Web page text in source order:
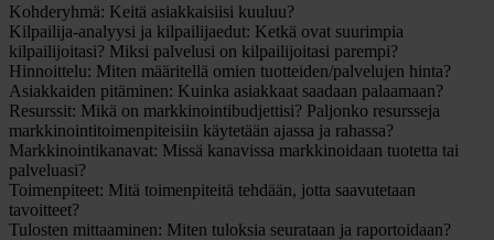
Kohderyhmä: Keitä asiakkaisiisi kuuluu?
Kilpailija-analyysi ja kilpailijaedut: Ketkä ovat suurimpia
kilpailijoitasi? Miksi palvelusi on kilpailijoitasi parempi?
Hinnoittelu: Miten määritellä omien tuotteiden/palvelujen hinta?
Asiakkaiden pitäminen: Kuinka asiakkaat saadaan palaamaan?
Resurssit: Mikä on markkinointibudjettisi? Paljonko resursseja
markkinointitoimenpiteisiin käytetään ajassa ja rahassa?
Markkinointikanavat: Missä kanavissa markkinoidaan tuotetta tai
palveluasi?
Toimenpiteet: Mitä toimenpiteitä tehdään, jotta saavutetaan
tavoitteet?
Tulosten mittaaminen: Miten tuloksia seurataan ja raportoidaan?